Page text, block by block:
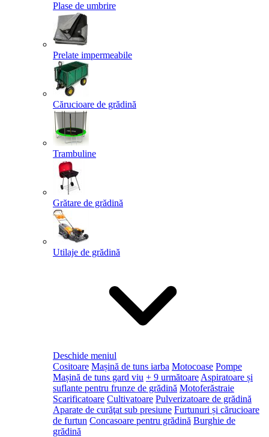
Plase de umbrire
Prelate impermeabile
Cărucioare de grădină
Trambuline
Grătare de grădină
Utilaje de grădină
Deschide meniul
Cositoare Mașină de tuns iarba Motocoase Pompe
Mașină de tuns gard viu + 9 următoare Aspiratoare și
suflante pentru frunze de grădină Motoferăstraie
Scarificatoare Cultivatoare Pulverizatoare de grădină
Aparate de curăţat sub presiune Furtunuri și cărucioare
de furtun Concasoare pentru grădină Burghie de
grădină